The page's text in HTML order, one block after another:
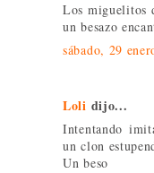
Los miguelitos
un besazo
sábado, 29
Loli dijo...
Intentando
un clon
Un beso